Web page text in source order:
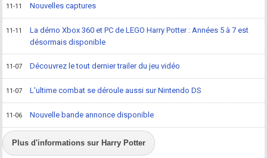
11-11 Nouvelles captures
11-11
La démo Xbox 360 et PC de LEGO Harry Potter : Années 5 à 7 est
désormais disponible
11-07 Découvrez le tout dernier trailer du jeu vidéo
11-07 L'ultime combat se déroule aussi sur Nintendo DS
11-06 Nouvelle bande annonce disponible
Plus d'informations sur Harry Potter